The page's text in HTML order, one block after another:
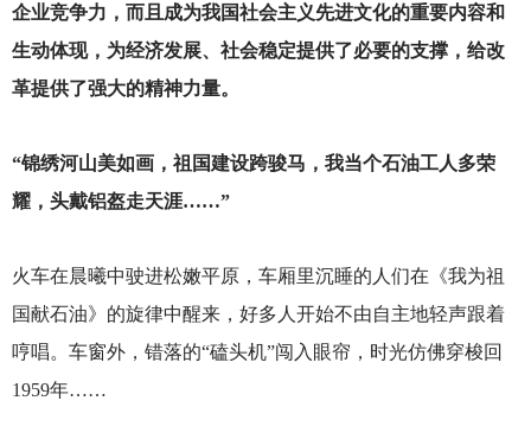
企业竞争力，而且成为我国社会主义先进文化的重要内容和
生动体现，为经济发展、社会稳定提供了必要的支撑，给改
革提供了强大的精神力量。
“锦绣河山美如画，祖国建设跨骏马，我当个石油工人多荣
耀，头戴铝盔走天涯……”
火车在晨曦中驶进松嫩平原，车厢里沉睡的人们在《我为祖
国献石油》的旋律中醒来，好多人开始不由自主地轻声跟着
哼唱。车窗外，错落的“磕头机”闯入眼帘，时光仿佛穿梭回
1959年……